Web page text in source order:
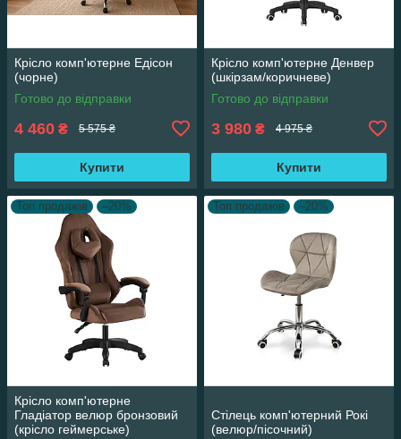
Крісло комп'ютерне Едісон
(чорне)
Готово до відправки
4 460 ₴ 5 575 ₴
Купити
Крісло комп'ютерне Денвер
(шкірзам/коричневе)
Готово до відправки
3 980 ₴ 4 975 ₴
Купити
Топ продажів –20%
Крісло комп'ютерне
Гладіатор велюр бронзовий
(крісло геймерське)
Топ продажів –20%
Стілець комп'ютерний Рокі
(велюр/пісочний)